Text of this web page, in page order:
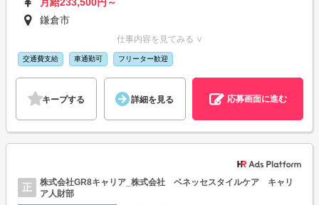
月給233,500円～
鎌倉市
仕事内容を見てみる ∨
交通費支給 車通勤可 フリーター歓迎
キープする 詳細を見る 応募画面に進む
正
株式会社GR8キャリア_株式会社 ベネッセスタイルケア キャリ
ア人財部